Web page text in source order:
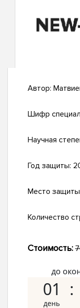
Автор:
Шифр
Научная
Год защиты:
Место
Количество
Стоимость:
до
01